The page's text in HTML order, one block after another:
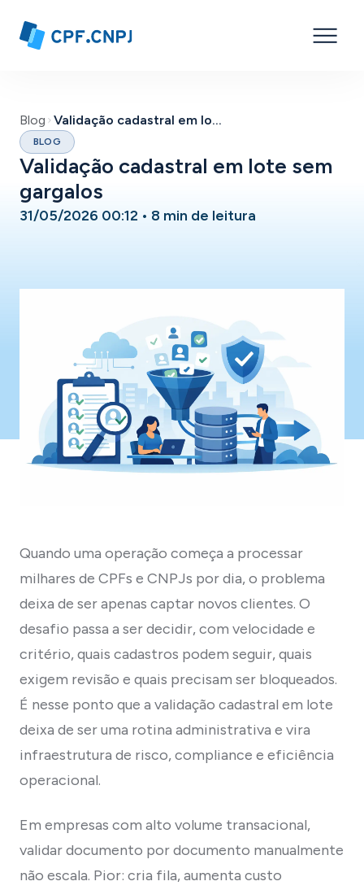
Blog Validação cadastral em lote sem gargalos
BLOG
Validação cadastral em lote sem
gargalos
31/05/2026 00:12 • 8 min de leitura
Quando uma operação começa a processar
milhares de CPFs e CNPJs por dia, o problema
deixa de ser apenas captar novos clientes. O
desafio passa a ser decidir, com velocidade e
critério, quais cadastros podem seguir, quais
exigem revisão e quais precisam ser bloqueados.
É nesse ponto que a validação cadastral em lote
deixa de ser uma rotina administrativa e vira
infraestrutura de risco, compliance e eficiência
operacional.
Em empresas com alto volume transacional,
validar documento por documento manualmente
não escala. Pior: cria fila, aumenta custo